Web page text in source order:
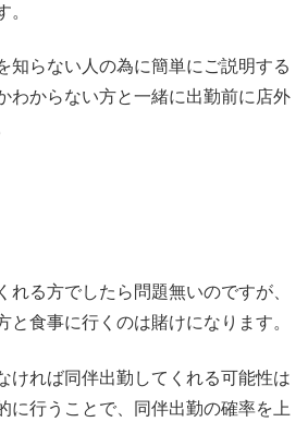
。
知らない人の為に簡単にご説明する
わからない方と一緒に出勤前に店外
れる方でしたら問題無いのですが、
と食事に行くのは賭けになります。
ければ同伴出勤してくれる可能性は
に行うことで、同伴出勤の確率を上